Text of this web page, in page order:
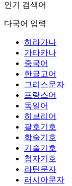
인기 검색어
다국어 입력
히라가나
가타카나
중국어
한글고어
그리스문자
프랑스어
독일어
히브리어
괄호기호
학술기호
기술기호
첨자기호
라틴문자
러시아문자